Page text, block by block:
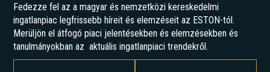
Fedezze fel az a magyar és nemzetközi kereskedelmi
ingatlanpiac legfrissebb híreit és elemzéseit az ESTON-tól.
Merüljön el átfogó piaci jelentésekben és elemzésekben és
tanulmányokban az aktuális ingatlanpiaci trendekről.